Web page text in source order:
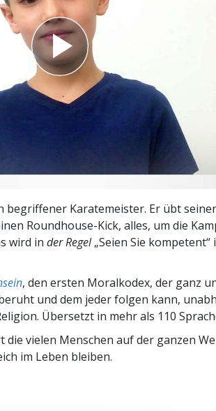
begriffener Karatemeister. Er übt
Roundhouse-Kick, alles, um die
wird in der Regel„Seien Sie kompetent“
, den ersten Moralkodex, der ganz
und dem jeder folgen kann,
Übersetzt in mehr als 110
die vielen Menschen auf der ganzen
im Leben bleiben.